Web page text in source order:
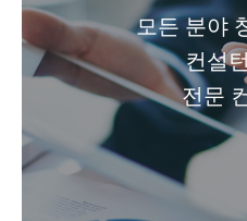
모든 분야
컨설
전문